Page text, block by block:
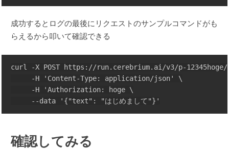
成功するとログの最後にリクエストのサンプルコマンドがも
らえるから叩いて確認できる
curl -X POST https://run.cerebrium.ai/v3/p-
     -H 'Content-Type: application/json' \
     -H 'Authorization: hoge \
確認してみる